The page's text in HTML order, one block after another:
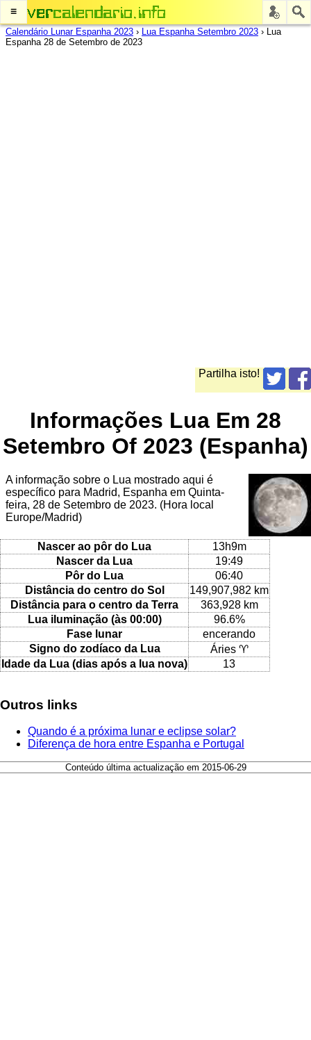
≡
Calendário Lunar Espanha 2023 › Lua Espanha Setembro 2023 › Lua
Espanha 28 de Setembro de 2023
Partilha isto!
Informações Lua Em 28
Setembro Of 2023 (Espanha)
A informação sobre o Lua mostrado aqui é
específico para Madrid, Espanha em Quinta-
feira, 28 de Setembro de 2023. (Hora local
Europe/Madrid)
Nascer ao pôr do Lua
13h9m
Nascer da Lua
19:49
Pôr do Lua
06:40
Distância do centro do Sol
149,907,982 km
Distância para o centro da Terra
363,928 km
Lua iluminação (às 00:00)
96.6%
Fase lunar
encerando
Signo do zodíaco da Lua
Áries ♈
Idade da Lua (dias após a lua nova)
13
Outros links
Quando é a próxima lunar e eclipse solar?
Diferença de hora entre Espanha e Portugal
Conteúdo última actualização em 2015-06-29